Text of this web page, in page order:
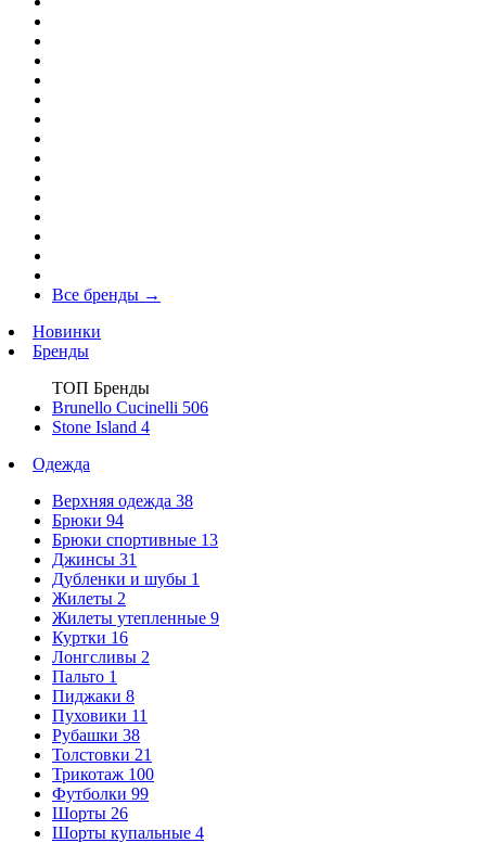
Все бренды →
Новинки
Бренды
ТОП Бренды
Brunello Cucinelli 506
Stone Island 4
Одежда
Верхняя одежда 38
Брюки 94
Брюки спортивные 13
Джинсы 31
Дубленки и шубы 1
Жилеты 2
Жилеты утепленные 9
Куртки 16
Лонгсливы 2
Пальто 1
Пиджаки 8
Пуховики 11
Рубашки 38
Толстовки 21
Трикотаж 100
Футболки 99
Шорты 26
Шорты купальные 4